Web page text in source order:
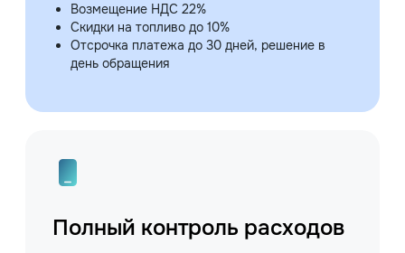
Возмещение НДС 22%
Скидки на топливо до 10%
Отсрочка платежа до 30 дней, решение в
день обращения
Полный контроль расходов